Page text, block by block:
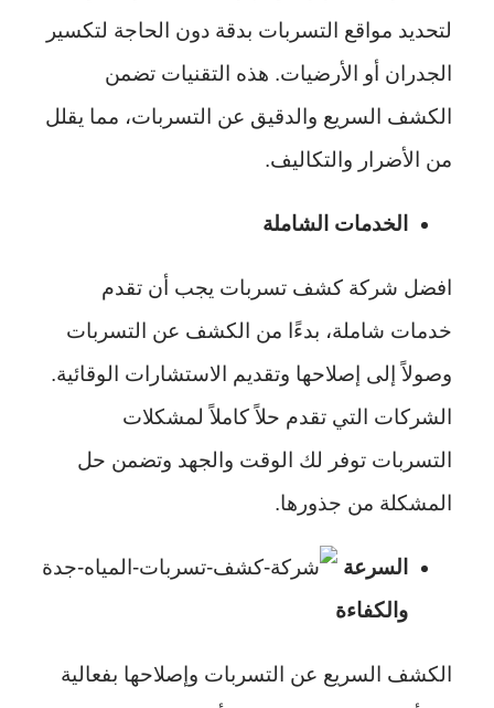
لتحديد مواقع التسربات بدقة دون الحاجة لتكسير
الجدران أو الأرضيات. هذه التقنيات تضمن
الكشف السريع والدقيق عن التسربات، مما يقلل
من الأضرار والتكاليف.
الخدمات الشاملة
افضل شركة كشف تسربات يجب أن تقدم
خدمات شاملة، بدءًا من الكشف عن التسربات
وصولاً إلى إصلاحها وتقديم الاستشارات الوقائية.
الشركات التي تقدم حلاً كاملاً لمشكلات
التسربات توفر لك الوقت والجهد وتضمن حل
المشكلة من جذورها.
السرعة
والكفاءة
الكشف السريع عن التسربات وإصلاحها بفعالية